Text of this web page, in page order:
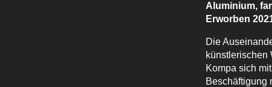
Aluminium,
Erworben
Die
künstlerischen
Kompa sich
Beschäftigung